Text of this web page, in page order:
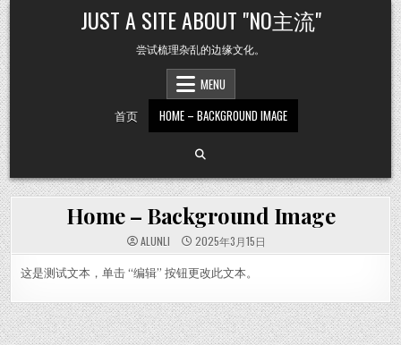
Skip
to
content
JUST A SITE ABOUT "NO主流"
尝试梳理杂乱的边缘文化。
MENU
首页
HOME – BACKGROUND IMAGE
Home – Background Image
ALUNLI 2025年3月15日
这是测试文本，单击 “编辑” 按钮更改此文本。